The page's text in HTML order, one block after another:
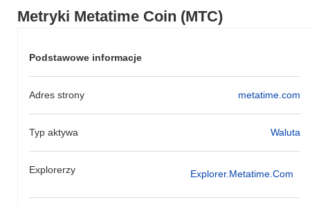
Metryki Metatime Coin (MTC)
Podstawowe informacje
Adres strony metatime.com
Typ aktywa Waluta
Explorerzy Explorer.metatime.com